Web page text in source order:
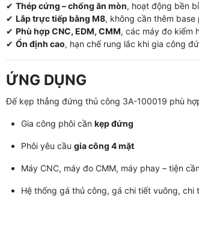
✔ Thép cứng – chống ăn mòn, hoạt động bền
✔ Lắp trực tiếp bằng M8, không cần thêm base
✔ Phù hợp CNC, EDM, CMM, các máy đo kiểm
✔ Ổn định cao, hạn chế rung lắc khi gia công
ỨNG DỤNG
Đế kẹp thẳng đứng thủ công 3A-100019 phù
Gia công phôi cần kẹp đứng
Phôi yêu cầu gia công 4 mặt
Máy CNC, máy đo CMM, máy phay – tiện
Hệ thống gá thủ công, gá chi tiết vuông, chi